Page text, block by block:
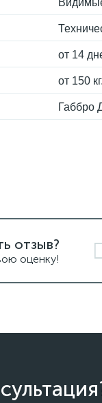
от 14
от 150 кг.
Габбро
отзыв?
оценку!